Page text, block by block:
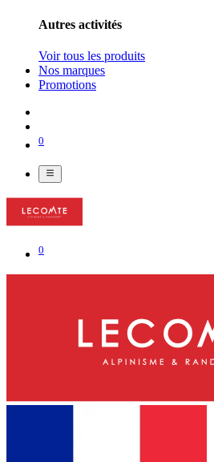
Autres activités
Voir tous les produits
Nos marques
Promotions
0
0